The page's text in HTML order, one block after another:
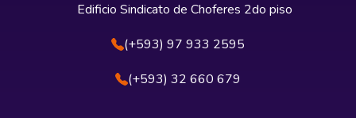
Edificio Sindicato de Choferes 2do piso
(+593) 97 933 2595
(+593) 32 660 679